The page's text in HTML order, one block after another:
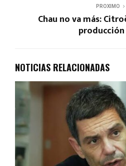
PROXIMO
Chau no va más:
NOTICIAS RELACIONADAS